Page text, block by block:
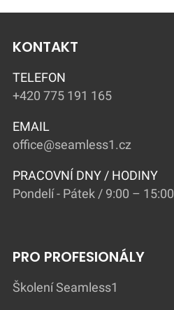
KONTAKT
TELEFON
+420 775 191 165
EMAIL
office@seamless1.cz
PRACOVNÍ DNY / HODINY
Pondelí - Pátek / 9:00 – 15:00
PRO PROFESIONÁLY
Školení Seamless1